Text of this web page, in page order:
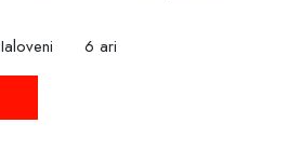
Ialoveni 6 ari